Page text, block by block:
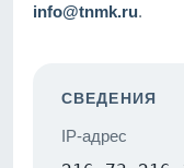
info@tnmk.ru.
СВЕДЕНИЯ
IP-адрес